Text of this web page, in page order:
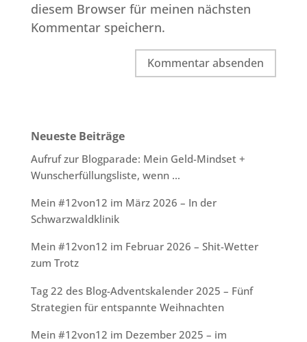
diesem Browser für meinen nächsten
Kommentar speichern.
Neueste Beiträge
Aufruf zur Blogparade: Mein Geld-Mindset +
Wunscherfüllungsliste, wenn …
Mein #12von12 im März 2026 – In der
Schwarzwaldklinik
Mein #12von12 im Februar 2026 – Shit-Wetter
zum Trotz
Tag 22 des Blog-Adventskalender 2025 – Fünf
Strategien für entspannte Weihnachten
Mein #12von12 im Dezember 2025 – im